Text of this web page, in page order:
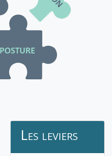
Les leviers